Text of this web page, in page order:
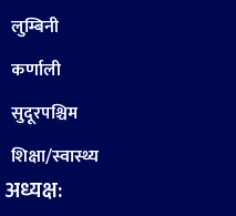
लुम्बिनी
कर्णाली
सुदूरपश्चिम
शिक्षा/स्वास्थ्य
अध्यक्ष: